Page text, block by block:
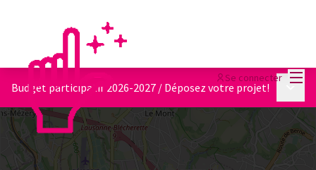
Se connecter
Budget participatif 2026-2027 / Déposez votre projet!